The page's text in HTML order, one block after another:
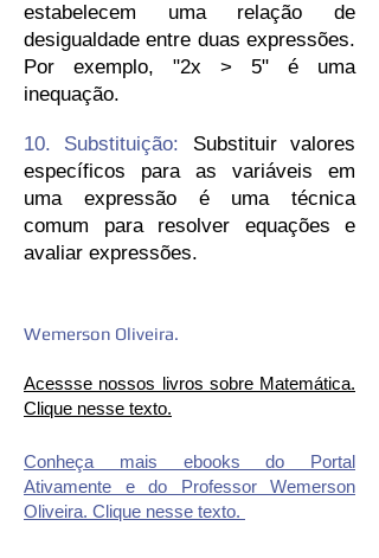
estabelecem uma relação de
desigualdade entre duas expressões.
Por exemplo, "2x > 5" é uma
inequação.
10. Substituição: Substituir valores
específicos para as variáveis em
uma expressão é uma técnica
comum para resolver equações e
avaliar expressões.
Wemerson Oliveira.
Acessse nossos livros sobre Matemática.
Clique nesse texto.
Conheça mais ebooks do Portal
Ativamente e do Professor Wemerson
Oliveira. Clique nesse texto.